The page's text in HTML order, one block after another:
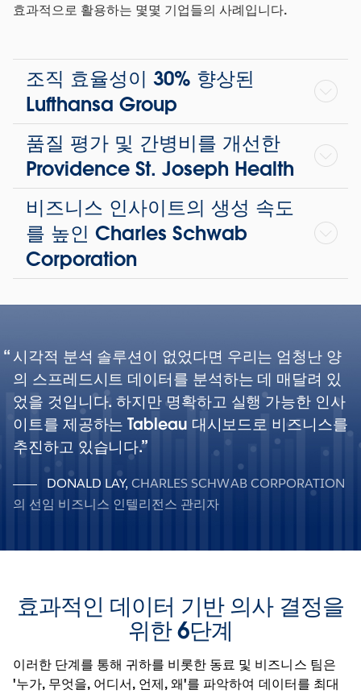
효과적으로 활용하는 몇몇 기업들의 사례입니다.
조직 효율성이 30% 향상된
Lufthansa Group
품질 평가 및 간병비를 개선한
Providence St. Joseph Health
비즈니스 인사이트의 생성 속도
를 높인 Charles Schwab
Corporation
시각적 분석 솔루션이 없었다면 우리는 엄청난 양
의 스프레드시트 데이터를 분석하는 데 매달려 있
었을 것입니다. 하지만 명확하고 실행 가능한 인사
이트를 제공하는 Tableau 대시보드로 비즈니스를
추진하고 있습니다.
DONALD LAY, CHARLES SCHWAB CORPORATION
의 선임 비즈니스 인텔리전스 관리자
효과적인 데이터 기반 의사 결정을
위한 6단계
이러한 단계를 통해 귀하를 비롯한 동료 및 비즈니스 팀은
'누가, 무엇을, 어디서, 언제, 왜'를 파악하여 데이터를 최대